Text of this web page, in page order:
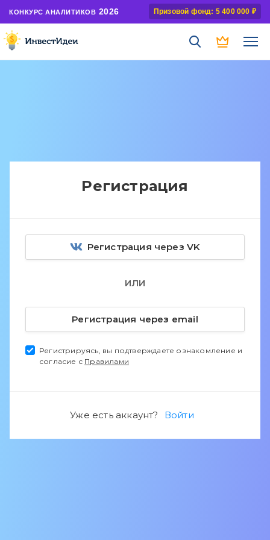
КОНКУРС АНАЛИТИКОВ 2026 Призовой фонд: 5 400 000 ₽
Регистрация
Регистрация через VK
ИЛИ
Регистрация через email
Регистрируясь, вы подтверждаете ознакомление и
согласие с Правилами
Уже есть аккаунт? Войти